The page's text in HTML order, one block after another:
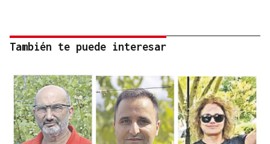
También te puede interesar